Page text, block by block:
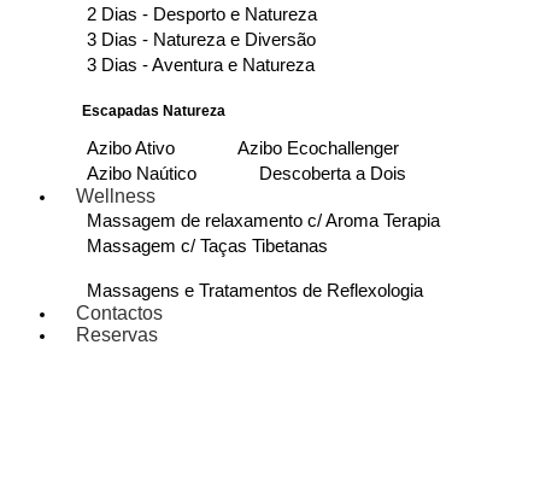
2 Dias - Desporto e Natureza
3 Dias - Natureza e Diversão
3 Dias - Aventura e Natureza
Escapadas Natureza
Azibo Ativo
Azibo Ecochallenger
Azibo Naútico
Descoberta a Dois
Wellness
Massagem de relaxamento c/ Aroma Terapia
Massagem c/ Taças Tibetanas
Massagens e Tratamentos de Reflexologia
Contactos
Reservas